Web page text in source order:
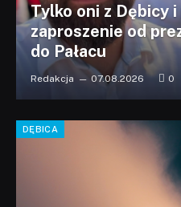
Tylko oni z Dębicy
zaproszenie od
do Pałacu
Redakcja 07.08.2026 0
DĘBICA